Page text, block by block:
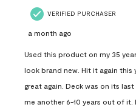
VERIFIED PURCHASER
a month ago
Used this product on my 35
look brand new. Hit it again this
great again. Deck was on its
me another 6-10 years out of it.